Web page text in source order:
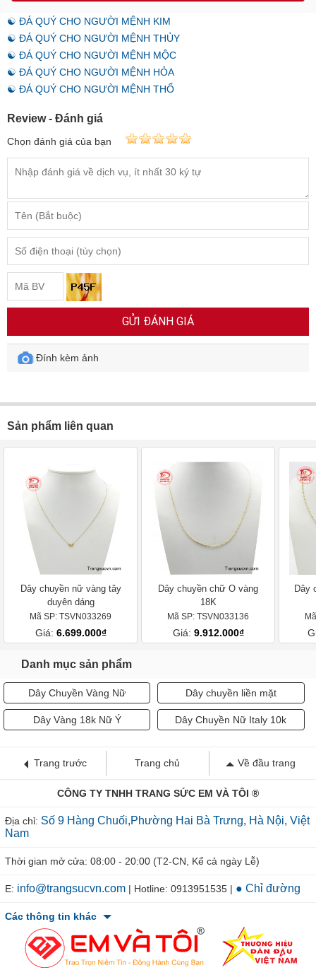
☯ ĐÁ QUÝ CHO NGƯỜI MỆNH KIM
☯ ĐÁ QUÝ CHO NGƯỜI MỆNH THỦY
☯ ĐÁ QUÝ CHO NGƯỜI MỆNH MỘC
☯ ĐÁ QUÝ CHO NGƯỜI MỆNH HỎA
☯ ĐÁ QUÝ CHO NGƯỜI MỆNH THỔ
Review - Đánh giá
Chọn đánh giá của bạn
GỬI ĐÁNH GIÁ
Đính kèm ảnh
Sản phẩm liên quan
Dây chuyền nữ vàng tây
duyên dáng
Mã SP: TSVN033269
Giá: 6.699.000₫
Dây chuyền chữ O vàng
18K
Mã SP: TSVN033136
Giá: 9.912.000₫
Dây
Danh mục sản phẩm
Dây Chuyền Vàng Nữ Dây chuyền liền mặt
Dây Vàng 18k Nữ Ý Dây Chuyền Nữ Italy 10k
Trang trước Trang chủ Về đầu trang
CÔNG TY TNHH TRANG SỨC EM VÀ TÔI ®
Địa chỉ: Số 9 Hàng Chuối,Phường Hai Bà Trưng, Hà Nội, Việt
Nam
Thời gian mở cửa: 08:00 - 20:00 (T2-CN, Kể cả ngày Lễ)
E: info@trangsucvn.com | Hotline: 0913951535 | ● Chỉ đường
Các thông tin khác